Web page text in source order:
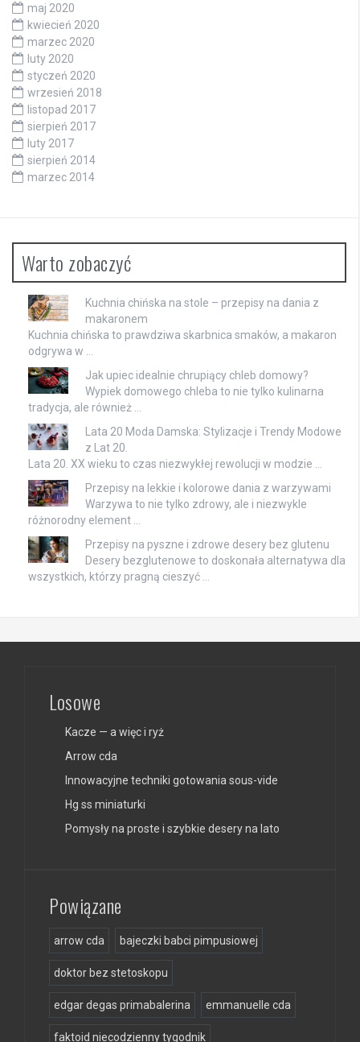
maj 2020
kwiecień 2020
marzec 2020
luty 2020
styczeń 2020
wrzesień 2018
listopad 2017
sierpień 2017
luty 2017
sierpień 2014
marzec 2014
Warto zobaczyć
Kuchnia chińska na stole – przepisy na dania z
makaronem
Kuchnia chińska to prawdziwa skarbnica smaków, a makaron
odgrywa w …
Jak upiec idealnie chrupiący chleb domowy?
Wypiek domowego chleba to nie tylko kulinarna
tradycja, ale również …
Lata 20 Moda Damska: Stylizacje i Trendy Modowe
z Lat 20.
Lata 20. XX wieku to czas niezwykłej rewolucji w modzie …
Przepisy na lekkie i kolorowe dania z warzywami
Warzywa to nie tylko zdrowy, ale i niezwykle
różnorodny element …
Przepisy na pyszne i zdrowe desery bez glutenu
Desery bezglutenowe to doskonała alternatywa dla
wszystkich, którzy pragną cieszyć …
Losowe
Kacze — a więc i ryż
Arrow cda
Innowacyjne techniki gotowania sous-vide
Hg ss miniaturki
Pomysły na proste i szybkie desery na lato
Powiązane
arrow cda bajeczki babci pimpusiowej
doktor bez stetoskopu
edgar degas primabalerina emmanuelle cda
faktoid niecodzienny tygodnik